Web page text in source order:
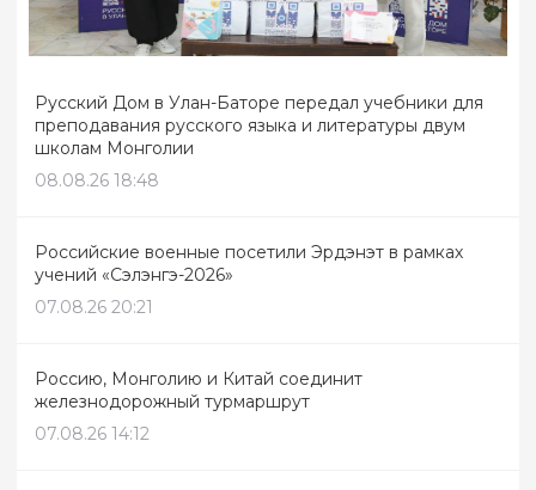
Русский Дом в Улан-Баторе передал учебники для
преподавания русского языка и литературы двум
школам Монголии
08.08.26 18:48
Российские военные посетили Эрдэнэт в рамках
учений «Сэлэнгэ-2026»
07.08.26 20:21
Россию, Монголию и Китай соединит
железнодорожный турмаршрут
07.08.26 14:12